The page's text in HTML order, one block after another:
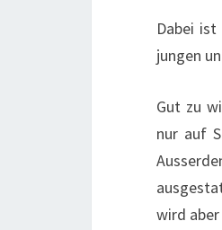
Dabei
jungen
Gut zu
nur auf
wird